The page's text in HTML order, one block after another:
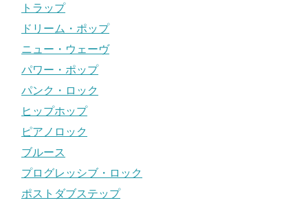
トラップ
ドリーム・ポップ
ニュー・ウェーヴ
パワー・ポップ
パンク・ロック
ヒップホップ
ピアノロック
ブルース
プログレッシブ・ロック
ポストダブステップ